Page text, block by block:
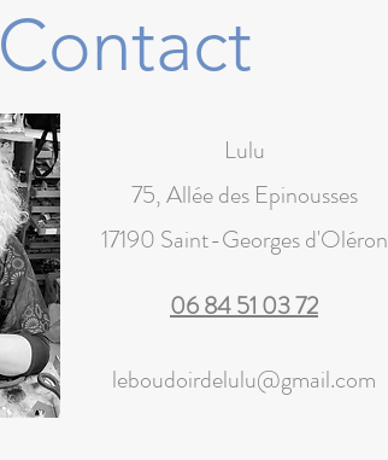
Contact
Lulu
75, Allée des Epinousses
17190 Saint-Georges d'Oléron
06 84 51 03 72
leboudoirdelulu@gmail.com